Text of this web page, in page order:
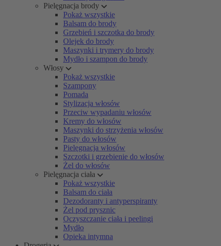
Pielęgnacja brody
Pokaż wszystkie
Balsam do brody
Grzebień i szczotka do brody
Olejek do brody
Maszynki i trymery do brody
Mydło i szampon do brody
Włosy
Pokaż wszystkie
Szampony
Pomada
Stylizacja włosów
Przeciw wypadaniu włosów
Kremy do włosów
Maszynki do strzyżenia włosów
Pasty do włosów
Pielęgnacja włosów
Szczotki i grzebienie do włosów
Żel do włosów
Pielęgnacja ciała
Pokaż wszystkie
Balsam do ciała
Dezodoranty i antyperspiranty
Żel pod prysznic
Oczyszczanie ciała i peelingi
Mydło
Opieka intymna